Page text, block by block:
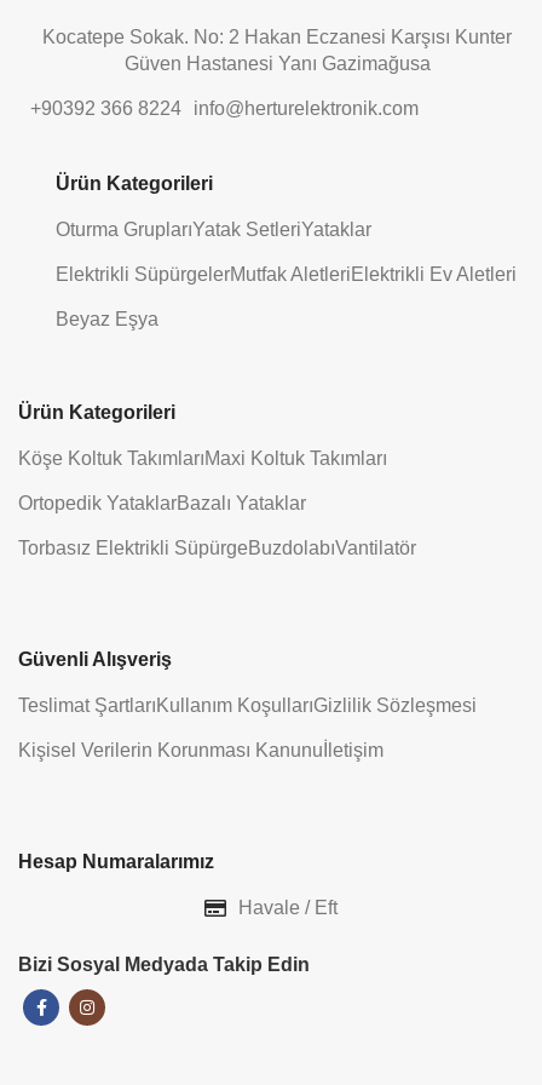
Kocatepe Sokak. No: 2 Hakan Eczanesi Karşısı Kunter
Güven Hastanesi Yanı Gazimağusa
+90392 366 8224 info@herturelektronik.com
Ürün Kategorileri
Oturma GruplarıYatak SetleriYataklar
Elektrikli SüpürgelerMutfak AletleriElektrikli Ev Aletleri
Beyaz Eşya
Ürün Kategorileri
Köşe Koltuk TakımlarıMaxi Koltuk Takımları
Ortopedik YataklarBazalı Yataklar
Torbasız Elektrikli SüpürgeBuzdolabıVantilatör
Güvenli Alışveriş
Teslimat ŞartlarıKullanım KoşullarıGizlilik Sözleşmesi
Kişisel Verilerin Korunması Kanunu İletişim
Hesap Numaralarımız
Havale / Eft
Bizi Sosyal Medyada Takip Edin